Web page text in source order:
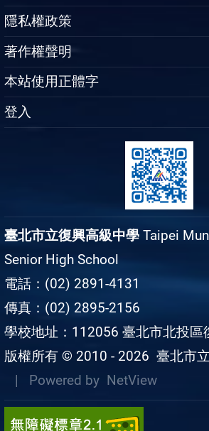
隱私權政策
著作權聲明
本站使用正體字
登入
臺北市立復興高級中學 Taipei
Senior High School
電話：(02) 2891-4131
傳真：(02) 2895-2156
學校地址：112056 臺北市北投區
版權所有 © 2010 - 2026 臺北市
| Powered by NetView